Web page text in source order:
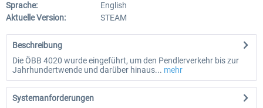
Sprache:
English
Aktuelle Version:
STEAM
Beschreibung
Die ÖBB 4020 wurde eingeführt, um den Pendlerverkehr bis zur
Jahrhundertwende und darüber hinaus... mehr
Systemanforderungen